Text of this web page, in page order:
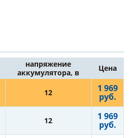
напряжение
аккумулятора, в
Цена
12 1 969
руб.
12 1 969
руб.